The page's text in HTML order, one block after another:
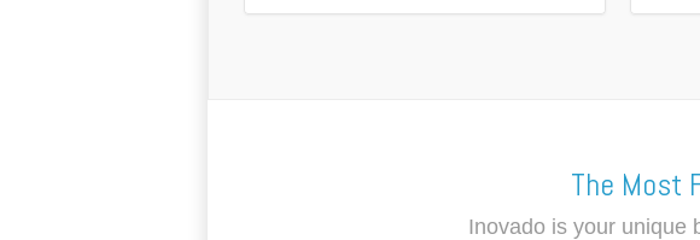
The Most
Inovado is your unique